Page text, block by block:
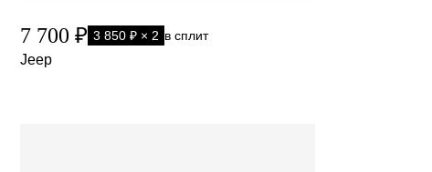
7 700 ₽ 3 850 ₽ × 2 в сплит
Jeep